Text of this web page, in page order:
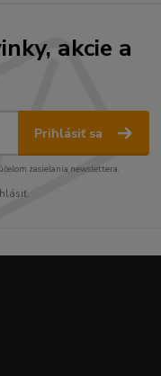
akcie a
Prihlásiť sa
zasielania newslettera.